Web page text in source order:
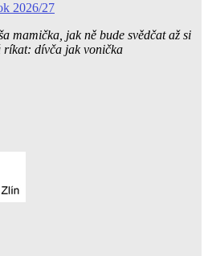
2026/27
mamička, jak ně bude svědčat až si
ríkat: dívča jak vonička